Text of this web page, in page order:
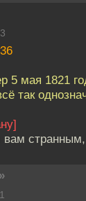
5 мая 1821
так
вам
»